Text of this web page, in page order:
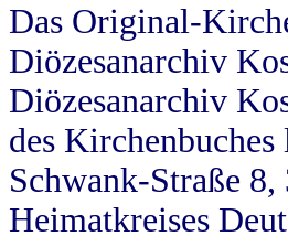
Das Original-
Diözesanarchiv
Diözesanarchiv
des
Schwank-Straße
Heimatkreises